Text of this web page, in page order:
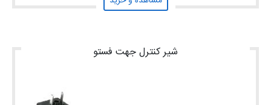
شیر کنترل جهت فستو